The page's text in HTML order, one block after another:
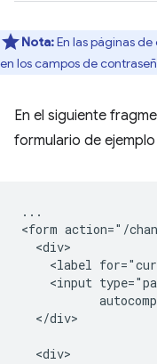
Nota:En las páginas
en los campos de
En el siguiente
formulario de
...
<form action="/
  <div>
<label
<input
  </div>
  <div>